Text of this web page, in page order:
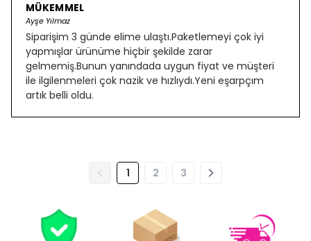
MÜKEMMEL
Ayşe Yılmaz
Siparişim 3 günde elime ulaştı.Paketlemeyi çok iyi
yapmışlar ürünüme hiçbir şekilde zarar
gelmemiş.Bunun yanındada uygun fiyat ve müşteri
ile ilgilenmeleri çok nazik ve hızlıydı.Yeni eşarpçım
artık belli oldu.
1 2 3